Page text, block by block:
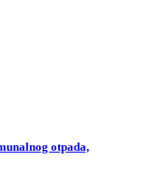
otpada,